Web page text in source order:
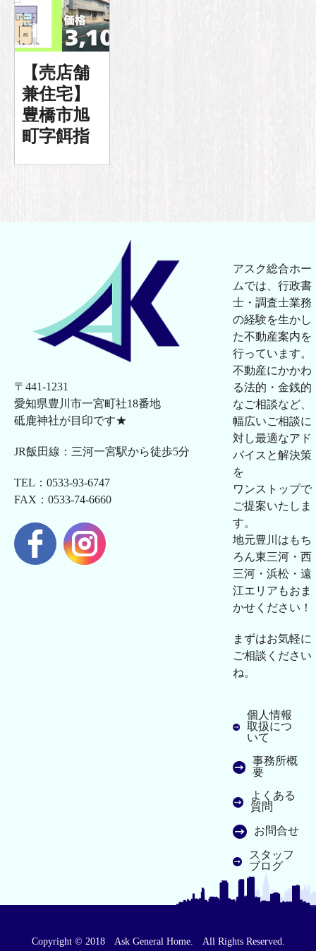
【売店舗
兼住宅】
豊橋市旭
町字餌指
〒441-1231
愛知県豊川市一宮町社18番地
砥鹿神社が目印です★
JR飯田線：三河一宮駅から徒歩5分
TEL：0533-93-6747
FAX：0533-74-6660
アスク総合ホー
ムでは、行政書
士・調査士業務
の経験を生かし
た不動産案内を
行っています。
不動産にかかわ
る法的・金銭的
なご相談など、
幅広いご相談に
対し最適なアド
バイスと解決策
を
ワンストップで
ご提案いたしま
す。
地元豊川はもち
ろん東三河・西
三河・浜松・遠
江エリアもおま
かせください！
まずはお気軽に
ご相談ください
ね。
個人情報
取扱につ
いて
事務所概
要
よくある
質問
お問合せ
スタッフ
ブログ
Copyright © 2018 Ask General Home. All Rights Reserved.